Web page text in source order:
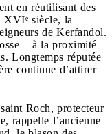
en réutilisant des
XVIᵉ siècle, la
de Kerfandol.
– à la proximité
Longtemps réputée
continue d’attirer
Roch, protecteur
rappelle l’ancienne